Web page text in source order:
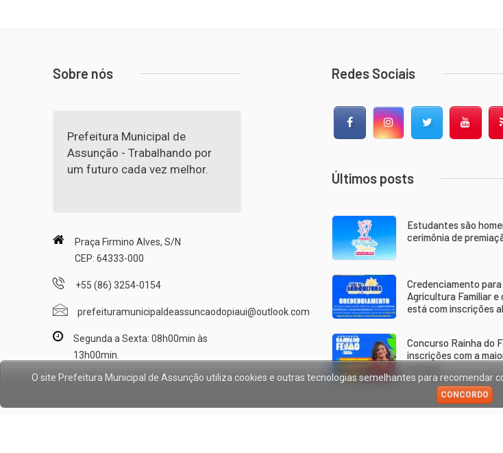
Sobre nós
Prefeitura Municipal de
Assunção - Trabalhando por
um futuro cada vez melhor.
Praça Firmino Alves, S/N
CEP: 64333-000
+55 (86) 3254-0154
prefeituramunicipaldeassuncaodopiaui@outlook.com
Segunda a Sexta: 08h00min às
13h00min.
Redes Sociais
FacebookInstagram Twitter
Últimos posts
Estudantes são
cerimônia de
Credenciamento para
Agricultura Familiar e
está com inscrições
Concurso Rainha do
inscrições com a
história
O site Prefeitura Municipal de Assunção utiliza cookies e outras tecnologias semelhantes para recomendar
CONCORDO